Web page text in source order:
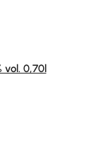
5 Sternen
vol. 0,70l